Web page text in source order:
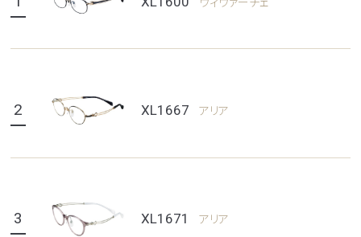
2 XL1667 アリア
3 XL1671 アリア